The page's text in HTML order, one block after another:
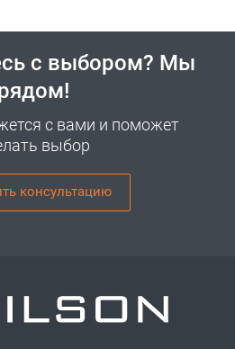
с выбором? Мы
с вами и поможет
выбор
консультацию